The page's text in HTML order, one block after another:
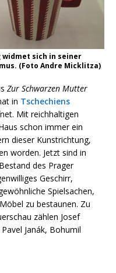
widmet sich in seiner
(Foto Andre Micklitza)
Zur Schwarzen Mutter
in Tschechiens
Mit reichhaltigen
schon immer ein
dieser Kunstrichtung,
worden. Jetzt sind in
des Prager
Geschirr,
Spielsachen,
zu bestaunen. Zu
zählen Josef
Janák, Bohumil